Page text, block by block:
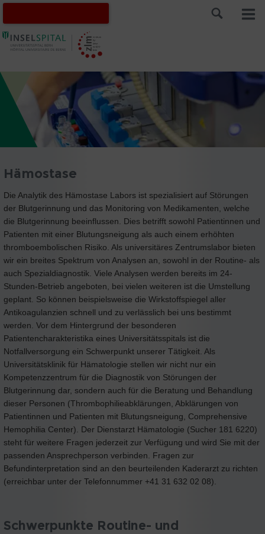
Hämostase
Die Analytik des Hämostase Labors ist spezialisiert auf Störungen
der Blutgerinnung und das Monitoring von Medikamenten, welche
die Blutgerinnung beeinflussen. Dies betrifft sowohl Patientinnen und
Patienten mit einer Blutungsneigung als auch einem erhöhten
thromboembolischen Risiko. Als universitäres Zentrumslabor bieten
wir ein breites Spektrum von Analysen an, sowohl in der Routine- als
auch Spezialdiagnostik. Viele Analysen werden bereits im 24-
Stunden-Betrieb angeboten, bei vielen weiteren ist die Umstellung
geplant. So können beispielsweise die Wirkstoffspiegel aller
Antikoagulanzien schnell und zu verlässlich bei uns bestimmt
werden. Vor dem Hintergrund der besonderen
Patientencharakteristika eines Universitätsspitals ist die
Notfallversorgung ein Schwerpunkt unserer Tätigkeit. Als
Universitätsklinik für Hämatologie stellen wir nicht nur ein
Kompetenzzentrum für die Diagnostik von Störungen der
Blutgerinnung dar, sondern auch für die Beratung und Behandlung
dieser Personen (Thrombophilieabklärungen, Abklärungen von
Patientinnen und Patienten mit Blutungsneigung, Comprehensive
Hemophilia Center). Der Dienstarzt Hämatologie (Sucher 181 6220)
steht für weitere Fragen jederzeit zur Verfügung und wird Sie mit der
passenden Ansprechperson verbinden. Fragen zur
Befundinterpretation sind an den beurteilenden Kaderarzt zu richten
(erreichbar unter der Telefonnummer +41 31 632 02 08).
Schwerpunkte Routine- und